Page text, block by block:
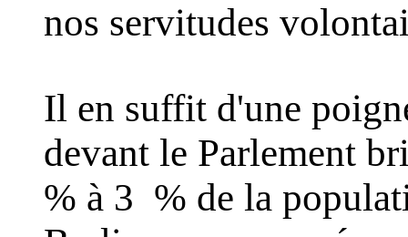
nos servitudes
Il en suffit d'une
devant le Parlement
% à 3 % de la